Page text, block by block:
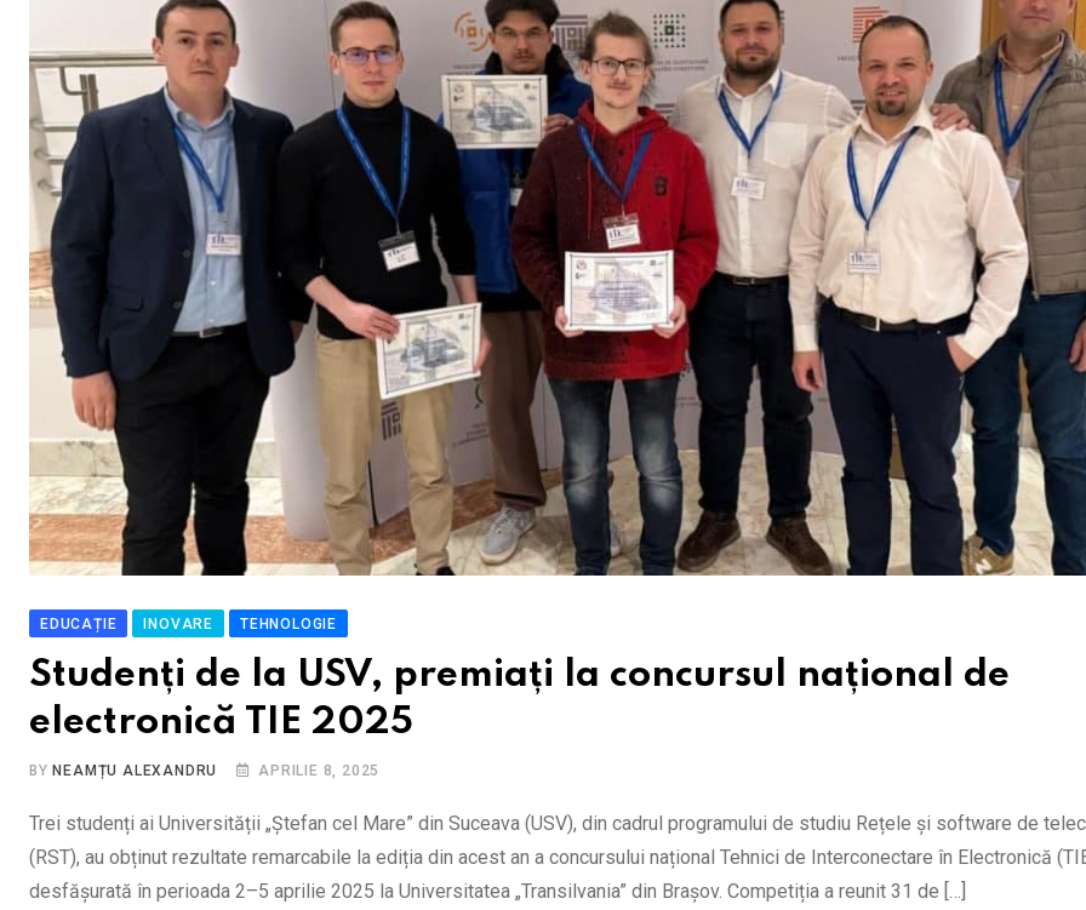
EDUCAȚIE INOVARE TEHNOLOGIE
Studenți de la USV, premiați la concursul național de
electronică TIE 2025
BYNEAMȚU ALEXANDRU APRILIE 8, 2025
Trei studenți ai Universității „Ștefan cel Mare” din Suceava (USV), din cadrul programului de studiu Rețele și software de
(RST), au obținut rezultate remarcabile la ediția din acest an a concursului național Tehnici de Interconectare în Electronică
desfășurată în perioada 2–5 aprilie 2025 la Universitatea „Transilvania” din Brașov. Competiția a reunit 31 de […]